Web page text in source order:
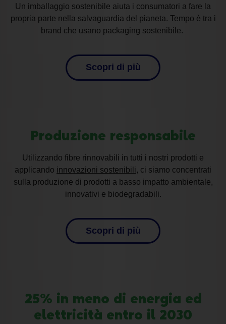
Un imballaggio sostenibile aiuta i consumatori a fare la
propria parte nella salvaguardia del pianeta. Tempo è tra i
brand che usano packaging sostenibile.
Scopri di più
Produzione responsabile
Utilizzando fibre rinnovabili in tutti i nostri prodotti e
applicando innovazioni sostenibili , ci siamo concentrati
sulla produzione di prodotti a basso impatto ambientale,
innovativi e biodegradabili.
Scopri di più
25% in meno di energia ed
elettricità entro il 2030